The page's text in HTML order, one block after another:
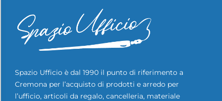
Spazio Ufficio è dal 1990 il punto di riferimento a
Cremona per l’acquisto di prodotti e arredo per
l’ufficio, articoli da regalo, cancelleria, materiale